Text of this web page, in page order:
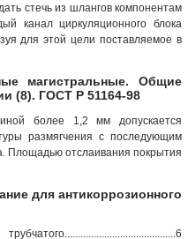
стечь из шлангов компонентам
канал циркуляционного блока
для этой цели поставляемое в
магистральные. Общие
(8). ГОСТ Р 51164-98
более 1,2 мм допускается
размягчения с последующим
Площадью отслаивания покрытия
для антикоррозионного